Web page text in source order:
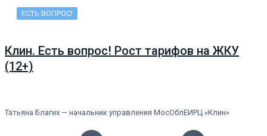
ЕСТЬ ВОПРОС!
Клин. Есть вопрос! Рост тарифов на ЖКУ
(12+)
Татьяна Благих — начальник управления МосОблЕИРЦ «Клин»